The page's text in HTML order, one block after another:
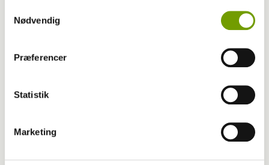
Nødvendig
Præferencer
Statistik
Marketing